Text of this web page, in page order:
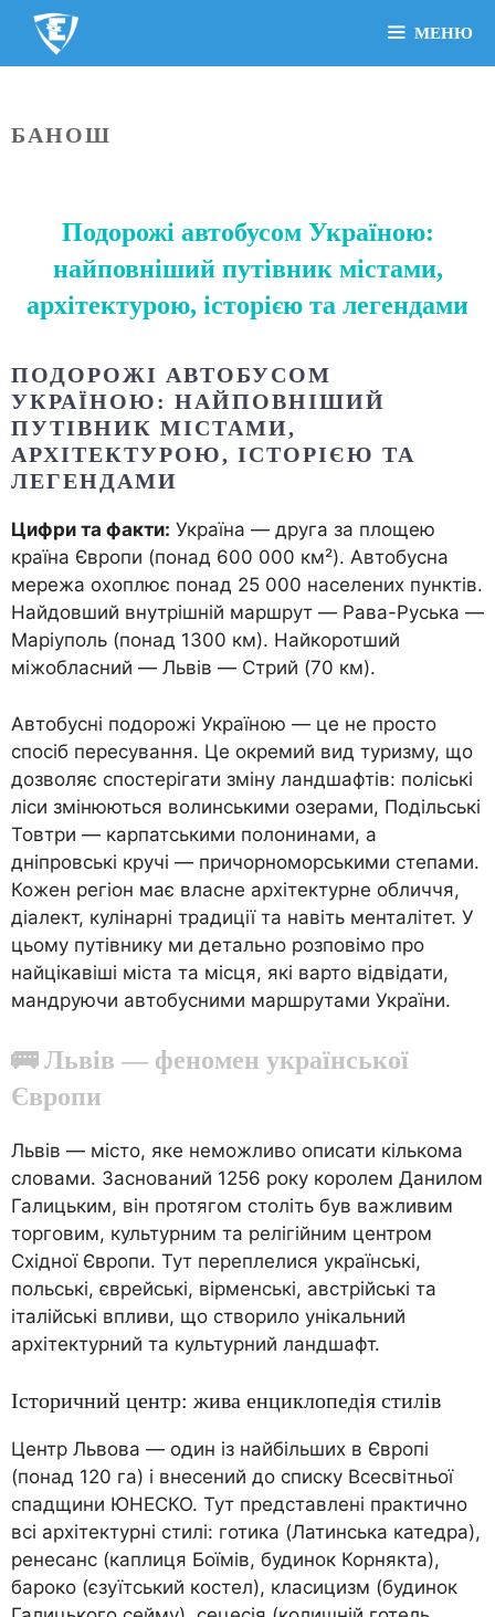
МЕНЮ
БАНОШ
Подорожі автобусом Україною:
найповніший путівник містами,
архітектурою, історією та легендами
ПОДОРОЖІ АВТОБУСОМ
УКРАЇНОЮ: НАЙПОВНІШИЙ
ПУТІВНИК МІСТАМИ,
АРХІТЕКТУРОЮ, ІСТОРІЄЮ ТА
ЛЕГЕНДАМИ
Цифри та факти: Україна — друга за площею
країна Європи (понад 600 000 км²). Автобусна
мережа охоплює понад 25 000 населених пунктів.
Найдовший внутрішній маршрут — Рава-Руська —
Маріуполь (понад 1300 км). Найкоротший
міжобласний — Львів — Стрий (70 км).
Автобусні подорожі Україною — це не просто
спосіб пересування. Це окремий вид туризму, що
дозволяє спостерігати зміну ландшафтів: поліські
ліси змінюються волинськими озерами, Подільські
Товтри — карпатськими полонинами, а
дніпровські кручі — причорноморськими степами.
Кожен регіон має власне архітектурне обличчя,
діалект, кулінарні традиції та навіть менталітет. У
цьому путівнику ми детально розповімо про
найцікавіші міста та місця, які варто відвідати,
мандруючи автобусними маршрутами України.
🚌 Львів — феномен української
Європи
Львів — місто, яке неможливо описати кількома
словами. Заснований 1256 року королем Данилом
Галицьким, він протягом століть був важливим
торговим, культурним та релігійним центром
Східної Європи. Тут переплелися українські,
польські, єврейські, вірменські, австрійські та
італійські впливи, що створило унікальний
архітектурний та культурний ландшафт.
Історичний центр: жива енциклопедія стилів
Центр Львова — один із найбільших в Європі
(понад 120 га) і внесений до списку Всесвітньої
спадщини ЮНЕСКО. Тут представлені практично
всі архітектурні стилі: готика (Латинська катедра),
ренесанс (каплиця Боїмів, будинок Корнякта),
бароко (єзуїтський костел), класицизм (будинок